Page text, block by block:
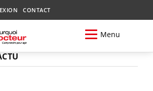
CONTACT
Menu